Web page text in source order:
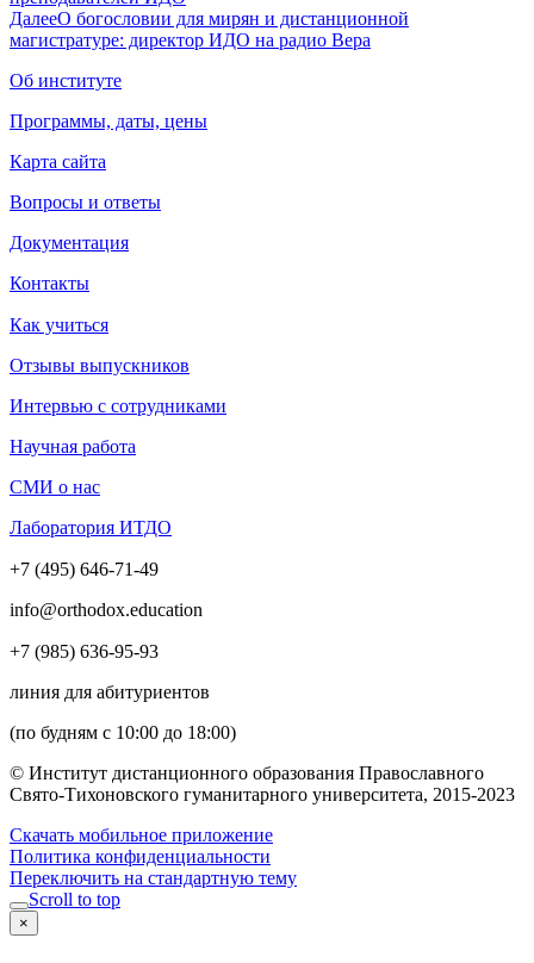
ДалееО богословии для мирян и дистанционной
магистратуре: директор ИДО на радио Вера
Об институте
Программы, даты, цены
Карта сайта
Вопросы и ответы
Документация
Контакты
Как учиться
Отзывы выпускников
Интервью с сотрудниками
Научная работа
СМИ о нас
Лаборатория ИТДО
+7 (495) 646-71-49
info@orthodox.education
+7 (985) 636-95-93
линия для абитуриентов
(по будням с 10:00 до 18:00)
© Институт дистанционного образования Православного
Свято-Тихоновского гуманитарного университета, 2015-2023
Скачать мобильное приложение
Политика конфиденциальности
Переключить на стандартную тему
Scroll to top
×